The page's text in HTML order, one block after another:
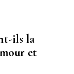
ils la
et